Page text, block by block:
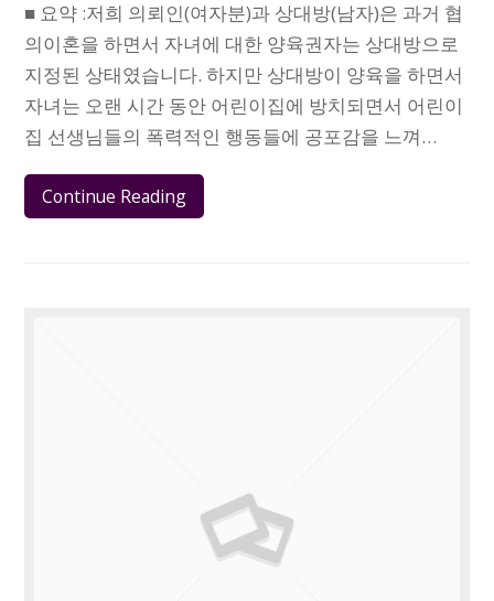
■ 요약 :저희 의뢰인(여자분)과 상대방(남자)은 과거 협
의이혼을 하면서 자녀에 대한 양육권자는 상대방으로
지정된 상태였습니다. 하지만 상대방이 양육을 하면서
자녀는 오랜 시간 동안 어린이집에 방치되면서 어린이
집 선생님들의 폭력적인 행동들에 공포감을 느껴…
Continue Reading